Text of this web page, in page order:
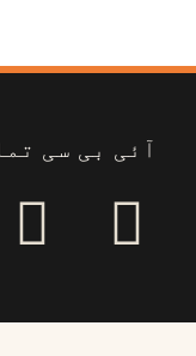
آئی بی سی